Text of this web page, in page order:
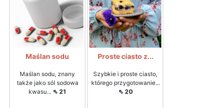
Maślan sodu
Maślan sodu, znany
także jako sól sodowa
kwasu... ⇖ 21
Proste ciasto z...
Szybkie i proste ciasto,
którego przygotowanie...
⇖ 20